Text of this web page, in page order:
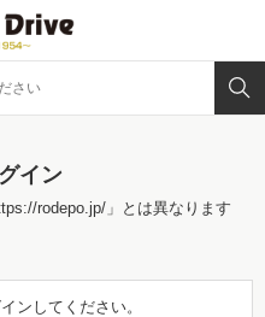
イン
rodepo.jp/」 とは異なります
ンしてください。